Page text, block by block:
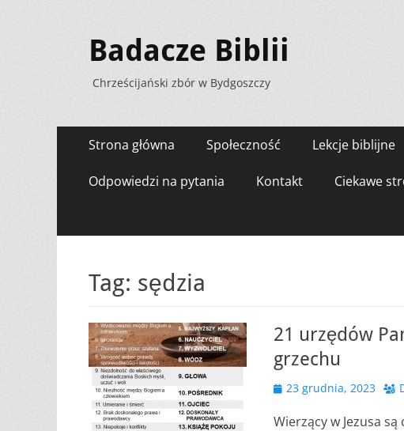
Badacze Biblii
Chrześcijański zbór w Bydgoszczy
Menu
zawartości
Strona główna Społeczność Lekcje biblijne
Odpowiedzi na pytania Kontakt Ciekawe
Tag: sędzia
21 urzędów
grzechu
Opublikowano
23 grudnia, 2023
Wierzący w Jezusa